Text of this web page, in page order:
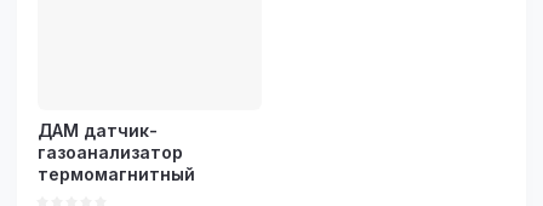
ДАМ датчик-
газоанализатор
термомагнитный